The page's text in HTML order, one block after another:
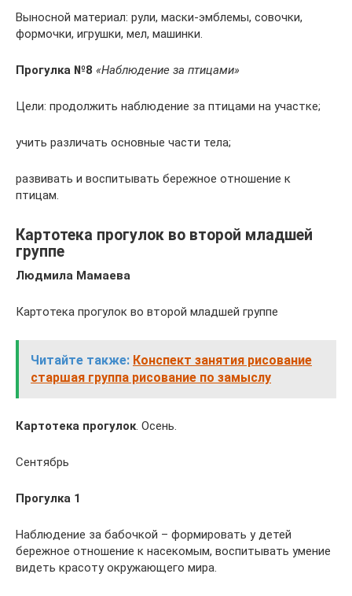
Выносной материал: рули, маски-эмблемы, совочки,
формочки, игрушки, мел, машинки.
Прогулка №8 «Наблюдение за птицами»
Цели: продолжить наблюдение за птицами на участке;
учить различать основные части тела;
развивать и воспитывать бережное отношение к
птицам.
Картотека прогулок во второй младшей
группе
Людмила Мамаева
Картотека прогулок во второй младшей группе
Читайте также: Конспект занятия рисование
старшая группа рисование по замыслу
Картотека прогулок. Осень.
Сентябрь
Прогулка 1
Наблюдение за бабочкой – формировать у детей
бережное отношение к насекомым, воспитывать умение
видеть красоту окружающего мира.